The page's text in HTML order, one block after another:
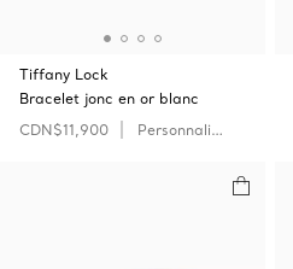
Tiffany Lock
Bracelet jonc en or blanc
CDN$11,900
Personnaliser